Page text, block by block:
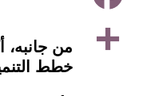
Share
من جانبه،
خطط